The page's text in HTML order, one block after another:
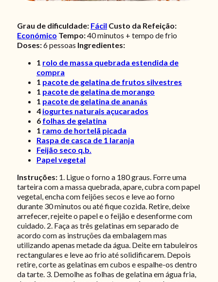
Grau de dificuldade: Fácil Custo da Refeição:
Económico Tempo:40 minutos + tempo de frio
Doses:6pessoas Ingredientes:
1 rolo de massa quebrada estendida de
compra
1 pacote de gelatina de frutos silvestres
1 pacote de gelatina de morango
1 pacote de gelatina de ananás
4 iogurtes naturais açucarados
6 folhas de gelatina
1 ramo de hortelã picada
Raspa de casca de 1 laranja
Feijão seco q.b.
Papel vegetal
Instruções: 1. Ligue o forno a 180 graus. Forre uma
tarteira com a massa quebrada, apare, cubra com papel
vegetal, encha com feijões secos e leve ao forno
durante 30 minutos ou até fique cozida. Retire, deixe
arrefecer, rejeite o papel e o feijão e desenforme com
cuidado. 2. Faça as três gelatinas em separado de
acordo com as instruções da embalagem mas
utilizando apenas metade da água. Deite em tabuleiros
rectangulares e leve ao frio até solidificarem. Depois
retire, corte as gelatinas em cubos e espalhe-os dentro
da tarte. 3. Demolhe as folhas de gelatina em água fria,